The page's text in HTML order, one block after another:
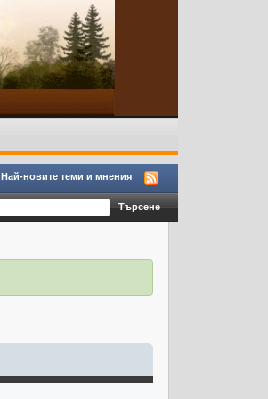
Най-новите теми и мнения